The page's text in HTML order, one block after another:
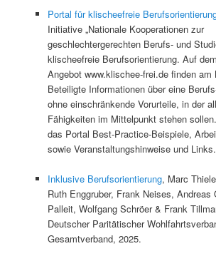
Portal für klischeefreie
Initiative „Nationale Kooperationen zur
geschlechtergerechten Berufs- und
klischeefreie Berufsorientierung. Auf
Angebot www.klischee-frei.de finden am
Beteiligte Informationen über eine
ohne einschränkende Vorurteile, in der
Fähigkeiten im Mittelpunkt stehen
das Portal Best-Practice-Beispiele,
sowie Veranstaltungshinweise und Links.
Inklusive Berufsorientierung, Marc
Ruth Enggruber, Frank Neises, Andreas
Palleit, Wolfgang Schröer & Frank
Deutscher Paritätischer
Gesamtverband, 2025.